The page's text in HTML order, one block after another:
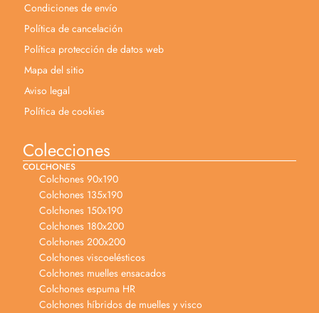
Condiciones de envío
Política de cancelación
Política protección de datos web
Mapa del sitio
Aviso legal
Política de cookies
Colecciones
COLCHONES
Colchones 90x190
Colchones 135x190
Colchones 150x190
Colchones 180x200
Colchones 200x200
Colchones viscoelésticos
Colchones muelles ensacados
Colchones espuma HR
Colchones híbridos de muelles y visco